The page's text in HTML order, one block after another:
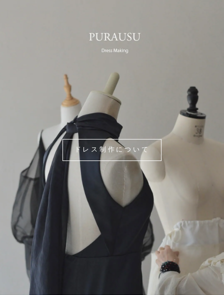
ドレス制作について